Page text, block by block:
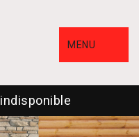
MENU
indisponible